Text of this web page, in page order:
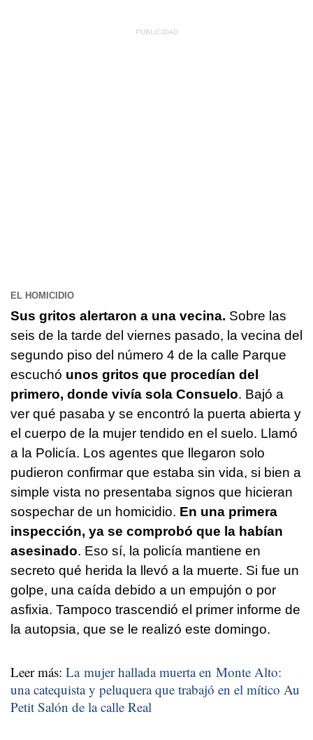
EL HOMICIDIO
Sus gritos alertaron a una vecina. Sobre las
seis de la tarde del viernes pasado, la vecina del
segundo piso del número 4 de la calle Parque
escuchó unos gritos que procedían del
primero, donde vivía sola Consuelo. Bajó a
ver qué pasaba y se encontró la puerta abierta y
el cuerpo de la mujer tendido en el suelo. Llamó
a la Policía. Los agentes que llegaron solo
pudieron confirmar que estaba sin vida, si bien a
simple vista no presentaba signos que hicieran
sospechar de un homicidio. En una primera
inspección, ya se comprobó que la habían
asesinado. Eso sí, la policía mantiene en
secreto qué herida la llevó a la muerte. Si fue un
golpe, una caída debido a un empujón o por
asfixia. Tampoco trascendió el primer informe de
la autopsia, que se le realizó este domingo.
Leer más: La mujer hallada muerta en Monte Alto:
una catequista y peluquera que trabajó en el mítico Au
Petit Salón de la calle Real